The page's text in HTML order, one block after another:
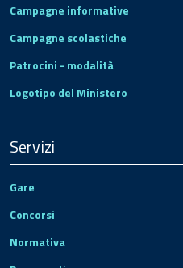
Campagne informative
Campagne scolastiche
Patrocini - modalità
Logotipo del Ministero
Servizi
Gare
Concorsi
Normativa